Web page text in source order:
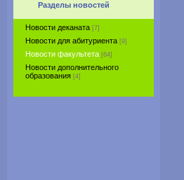
Разделы новостей
Новости деканата [7]
Новости для абитуриента [9]
Новости факультета [64]
Новости дополнительного
образования [4]